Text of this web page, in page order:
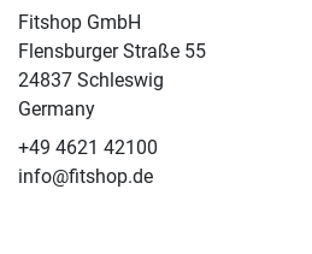
Fitshop GmbH
Flensburger Straße 55
24837 Schleswig
Germany
+49 4621 42100
info@fitshop.de